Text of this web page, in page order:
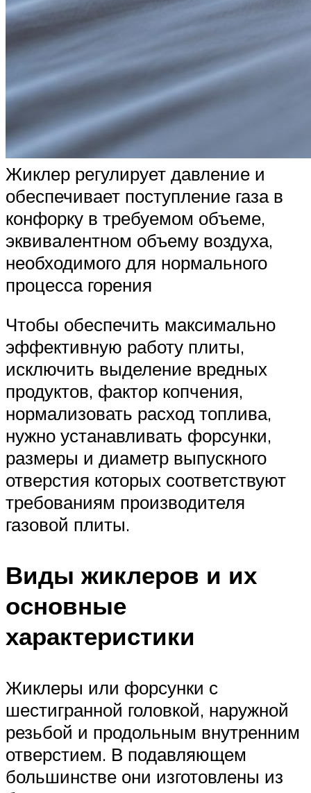
Жиклер регулирует давление и
обеспечивает поступление газа в
конфорку в требуемом объеме,
эквивалентном объему воздуха,
необходимого для нормального
процесса горения
Чтобы обеспечить максимально
эффективную работу плиты,
исключить выделение вредных
продуктов, фактор копчения,
нормализовать расход топлива,
нужно устанавливать форсунки,
размеры и диаметр выпускного
отверстия которых соответствуют
требованиям производителя
газовой плиты.
Виды жиклеров и их
основные
характеристики
Жиклеры или форсунки с
шестигранной головкой, наружной
резьбой и продольным внутренним
отверстием. В подавляющем
большинстве они изготовлены из